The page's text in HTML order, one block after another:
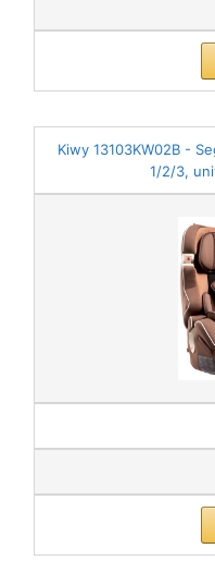
Kiwy 13103KW02B -
1/2/3,